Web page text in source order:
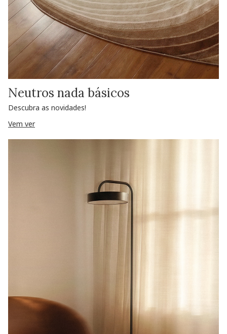
Neutros nada básicos
Descubra as novidades!
Vem ver